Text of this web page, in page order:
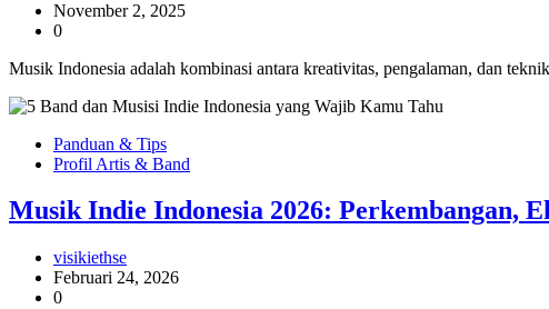
November 2, 2025
0
Musik Indonesia adalah kombinasi antara kreativitas, pengalaman, dan
Panduan & Tips
Profil Artis & Band
Musik Indie Indonesia 2026: Perkembangan,
visikiethse
Februari 24, 2026
0